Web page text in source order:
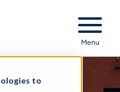
to
Menu